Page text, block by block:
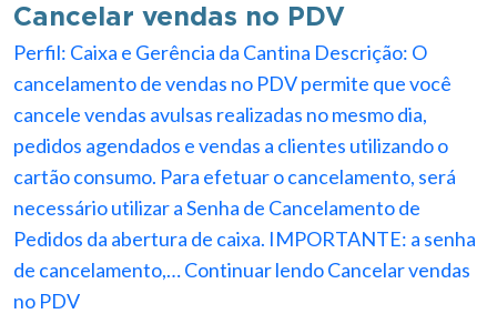
Cancelar vendas no PDV
Perfil: Caixa e Gerência da Cantina Descrição: O
cancelamento de vendas no PDV permite que você
cancele vendas avulsas realizadas no mesmo dia,
pedidos agendados e vendas a clientes utilizando o
cartão consumo. Para efetuar o cancelamento, será
necessário utilizar a Senha de Cancelamento de
Pedidos da abertura de caixa. IMPORTANTE: a senha
de cancelamento,…Continuar lendoCancelar vendas
no PDV